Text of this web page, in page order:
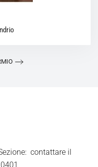
contattare il